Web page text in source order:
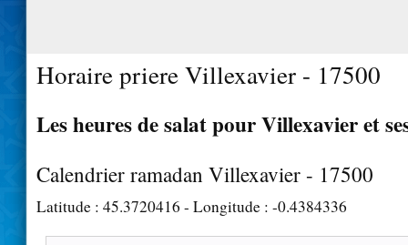
Horaire priere Villexavier - 17500
Les heures de salat pour Villexavier et
Calendrier ramadan Villexavier - 17500
Latitude : 45.3720416 - Longitude : -0.4384336